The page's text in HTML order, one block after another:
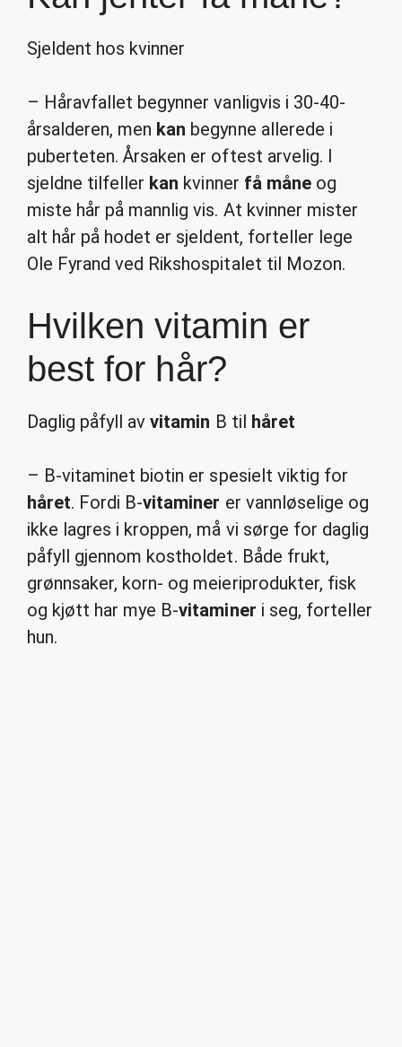
Sjeldent hos kvinner
– Håravfallet begynner vanligvis i 30-40-
årsalderen, men kan begynne allerede i
puberteten. Årsaken er oftest arvelig. I
sjeldne tilfeller kan kvinner få måneog
miste hår på mannlig vis. At kvinner mister
alt hår på hodet er sjeldent, forteller lege
Ole Fyrand ved Rikshospitalet til Mozon.
Hvilken vitamin er
best for hår?
Daglig påfyll avvitamin B til håret
– B-vitaminet biotin er spesielt viktig for
håret. Fordi B-vitaminer er vannløselige og
ikke lagres i kroppen, må vi sørge for daglig
påfyll gjennom kostholdet. Både frukt,
grønnsaker, korn- og meieriprodukter, fisk
og kjøtt har mye B-vitaminer i seg, forteller
hun.